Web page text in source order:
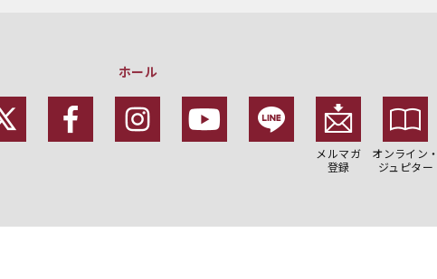
ホール
メルマガ
登録
オンライン・
ジュピター